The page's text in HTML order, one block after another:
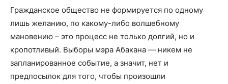
Гражданское общество не формируется по одному
лишь желанию, по какому-либо волшебному
мановению – это процесс не только долгий, но и
кропотливый. Выборы мэра Абакана — никем не
запланированное событие, а значит, нет и
предпосылок для того, чтобы произошли